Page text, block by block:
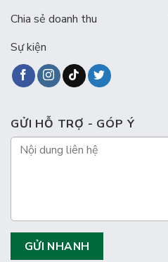
Chia sẻ doanh thu
Sự kiện
GỬI HỖ TRỢ - GÓP Ý